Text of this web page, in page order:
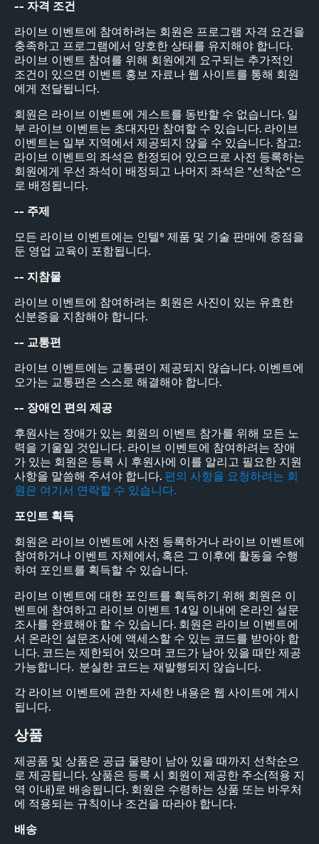
-- 자격 조건
라이브 이벤트에 참여하려는 회원은 프로그램 자격 요건을
충족하고 프로그램에서 양호한 상태를 유지해야 합니다.
라이브 이벤트 참여를 위해 회원에게 요구되는 추가적인
조건이 있으면 이벤트 홍보 자료나 웹 사이트를 통해 회원
에게 전달됩니다.
회원은 라이브 이벤트에 게스트를 동반할 수 없습니다. 일
부 라이브 이벤트는 초대자만 참여할 수 있습니다. 라이브
이벤트는 일부 지역에서 제공되지 않을 수 있습니다. 참고:
라이브 이벤트의 좌석은 한정되어 있으므로 사전 등록하는
회원에게 우선 좌석이 배정되고 나머지 좌석은 "선착순"으
로 배정됩니다.
-- 주제
모든 라이브 이벤트에는 인텔® 제품 및 기술 판매에 중점을
둔 영업 교육이 포함됩니다.
-- 지참물
라이브 이벤트에 참여하려는 회원은 사진이 있는 유효한
신분증을 지참해야 합니다.
-- 교통편
라이브 이벤트에는 교통편이 제공되지 않습니다. 이벤트에
오가는 교통편은 스스로 해결해야 합니다.
-- 장애인 편의 제공
후원사는 장애가 있는 회원의 이벤트 참가를 위해 모든 노
력을 기울일 것입니다. 라이브 이벤트에 참여하려는 장애
가 있는 회원은 등록 시 후원사에 이를 알리고 필요한 지원
사항을 말씀해 주셔야 합니다. 편의 사항을 요청하려는 회
원은 여기서 연락할 수 있습니다.
포인트 획득
회원은 라이브 이벤트에 사전 등록하거나 라이브 이벤트에
참여하거나 이벤트 자체에서, 혹은 그 이후에 활동을 수행
하여 포인트를 획득할 수 있습니다.
라이브 이벤트에 대한 포인트를 획득하기 위해 회원은 이
벤트에 참여하고 라이브 이벤트 14일 이내에 온라인 설문
조사를 완료해야 할 수 있습니다. 회원은 라이브 이벤트에
서 온라인 설문조사에 액세스할 수 있는 코드를 받아야 합
니다. 코드는 제한되어 있으며 코드가 남아 있을 때만 제공
가능합니다. 분실한 코드는 재발행되지 않습니다.
각 라이브 이벤트에 관한 자세한 내용은 웹 사이트에 게시
됩니다.
상품
제공품 및 상품은 공급 물량이 남아 있을 때까지 선착순으
로 제공됩니다. 상품은 등록 시 회원이 제공한 주소(적용 지
역 이내)로 배송됩니다. 회원은 수령하는 상품 또는 바우처
에 적용되는 규칙이나 조건을 따라야 합니다.
배송